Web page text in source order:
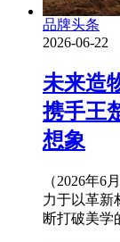
品牌头条
2026-06-22
未来造
携手王
想象
（2026年
力于以革新
断打破美学